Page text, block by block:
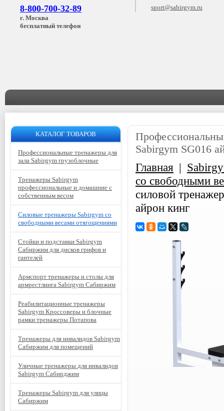
8-800-700-32-89
г. Москва
бесплатный телефон
sport@sabirgym.ru
Sabirgym SG016
Главная |
со свободными
силовой
айрон кинг
КАТАЛОГ ТОВАРОВ
Профессиональные тренажеры для
зала Sabirgym грузоблочные
Тренажеры Sabirgym
профессиональные и домашние с
собственным весом
Силовые тренажеры Sabirgym со
свободными весами отягощениями
Стойки и подставки Sabirgym
Сабиржим для дисков грифов и
гантелей
Армспорт тренажеры и столы для
армрестлинга Sabirgym Сабиржим
Реабилитационные тренажеры
Sabirgym Кроссоверы и блочные
рамки тренажеры Потапова
Тренажеры для инвалидов Sabirgym
Сабиржим для помещений
Уличные тренажеры для инвалидов
Sabirgym Сабирджим
Тренажеры Sabirgym для улицы
Сабиржим